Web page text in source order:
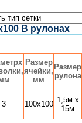
В рулонах
Размер
ячейки,
мм
Размер
рулона
3 100х100 1,5м х
15м